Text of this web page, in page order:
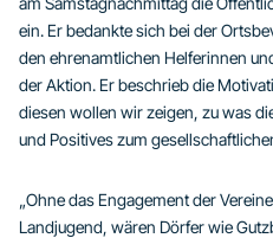
ein. Er bedankte sich bei der
den ehrenamtlichen Helferinnen
der Aktion. Er beschrieb die
diesen wollen wir zeigen, zu was
und Positives zum
„Ohne das Engagement der
Landjugend, wären Dörfer wie